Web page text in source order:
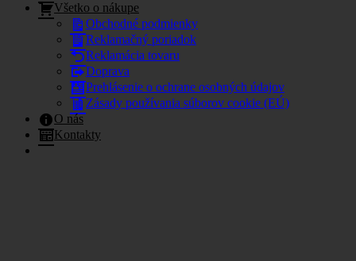
Všetko o nákupe
Obchodné podmienky
Reklamačný poriadok
Reklamácia tovaru
Doprava
Prehlásenie o ochrane osobných údajov
Zásady používania súborov cookie (EÚ)
O nás
Kontakty